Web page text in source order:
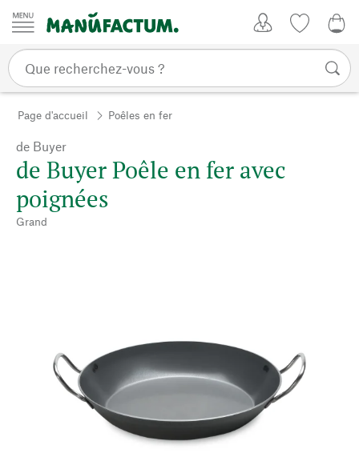
Passer au contenu
Page d'accueil Poêles en fer
de Buyer
de Buyer Poêle en fer avec
poignées
Grand